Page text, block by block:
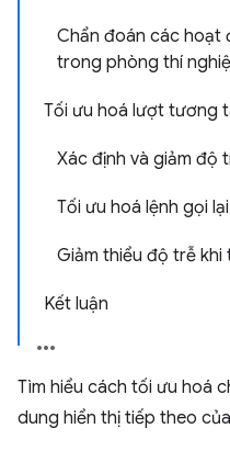
Chẩn đoán các hoạt
trong phòng thí
Tối ưu hoá lượt tương
Xác định và giảm độ
Tối ưu hoá lệnh gọi
Giảm thiểu độ trễ khi
Kết luận
Tìm hiểu cách tối ưu hoá
dung hiển thị tiếp theo